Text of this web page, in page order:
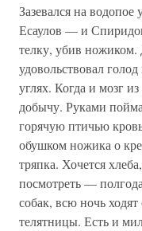
Зазевался на
Есаулов — и
телку, убив ножиком.
удовольствовал
углях. Когда и мозг
добычу. Руками
горячую птичью
обушком ножика о
тряпка. Хочется
посмотреть —
собак, всю ночь
телятницы. Есть и